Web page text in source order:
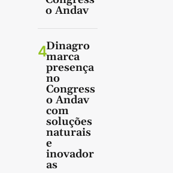
o Andav
4Dinagro
marca
presença
no
Congress
o Andav
com
soluções
naturais
e
inovador
as